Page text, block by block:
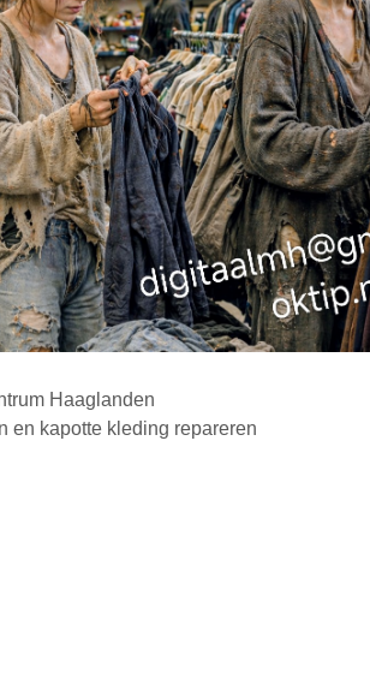
Haaglanden
en kapotte kleding repareren